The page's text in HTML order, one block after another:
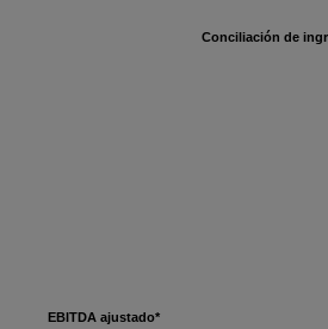
Conciliación de
EBITDA ajustado*